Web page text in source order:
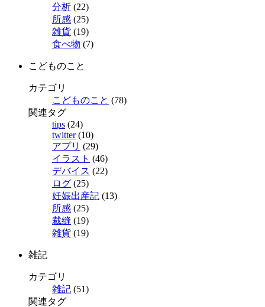
分析 (22)
所感 (25)
雑貨 (19)
食べ物 (7)
こどものこと
カテゴリ
こどものこと (78)
関連タグ
tips (24)
twitter(10)
アプリ (29)
イラスト (46)
デバイス (22)
ログ (25)
妊娠出産記 (13)
所感 (25)
裁縫 (19)
雑貨 (19)
雑記
カテゴリ
雑記 (51)
関連タグ